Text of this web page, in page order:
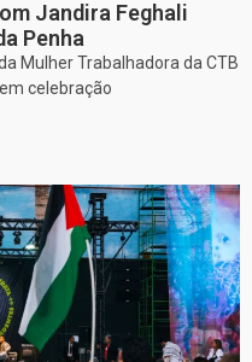
Jandira Feghali
Penha
Mulher Trabalhadora da CTB
celebração